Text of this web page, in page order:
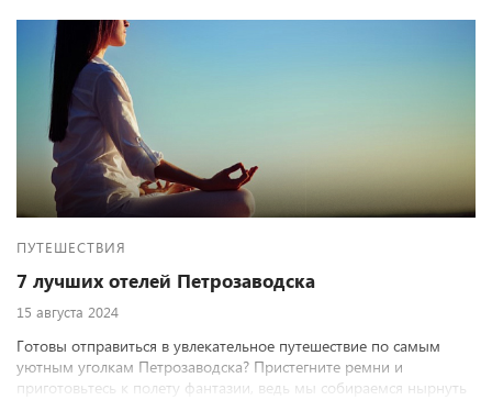
ПУТЕШЕСТВИЯ
7 лучших отелей Петрозаводска
15 августа 2024
Готовы отправиться в увлекательное путешествие по самым
уютным уголкам Петрозаводска? Пристегните ремни и
приготовьтесь к полету фантазии, ведь мы собираемся нырнуть